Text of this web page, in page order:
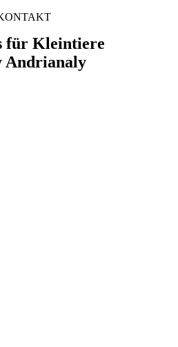
für Kleintiere
Andrianaly